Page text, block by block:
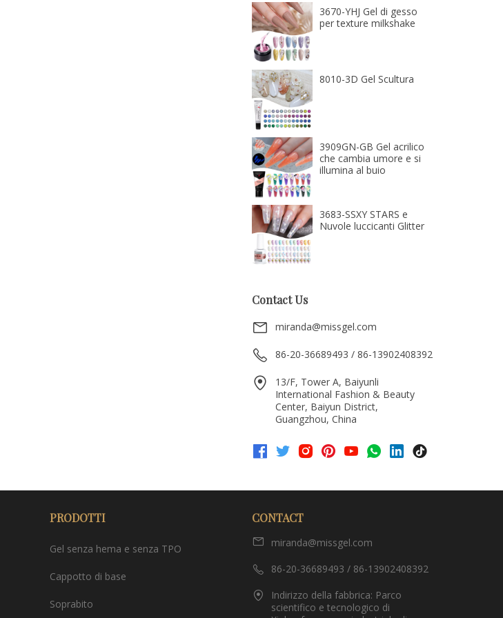
3670-YHJ Gel di gesso
per texture milkshake
8010-3D Gel Scultura
3909GN-GB Gel acrilico
che cambia umore e si
illumina al buio
3683-SSXY STARS e
Nuvole luccicanti Glitter
Contact Us
miranda@missgel.com
86-20-36689493 / 86-13902408392
13/F, Tower A, Baiyunli
International Fashion & Beauty
Center, Baiyun District,
Guangzhou, China
PRODOTTI
Gel senza hema e senza TPO
Cappotto di base
Soprabito
CONTACT
miranda@missgel.com
86-20-36689493 / 86-13902408392
Indirizzo della fabbrica: Parco
scientifico e tecnologico di